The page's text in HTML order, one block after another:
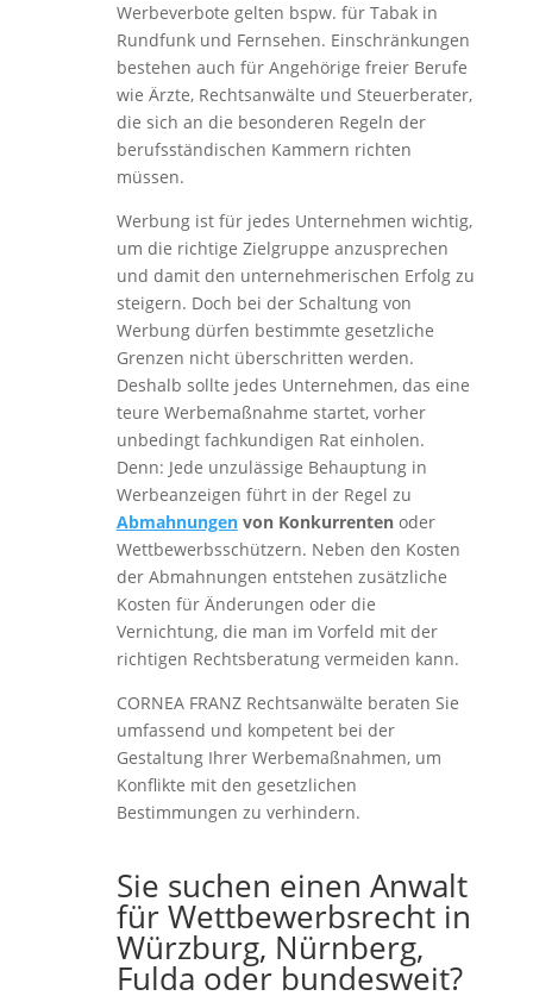
Werbeverbote gelten bspw. für Tabak in
Rundfunk und Fernsehen. Einschränkungen
bestehen auch für Angehörige freier Berufe
wie Ärzte, Rechtsanwälte und Steuerberater,
die sich an die besonderen Regeln der
berufsständischen Kammern richten
müssen.
Werbung ist für jedes Unternehmen wichtig,
um die richtige Zielgruppe anzusprechen
und damit den unternehmerischen Erfolg zu
steigern. Doch bei der Schaltung von
Werbung dürfen bestimmte gesetzliche
Grenzen nicht überschritten werden.
Deshalb sollte jedes Unternehmen, das eine
teure Werbemaßnahme startet, vorher
unbedingt fachkundigen Rat einholen.
Denn: Jede unzulässige Behauptung in
Werbeanzeigen führt in der Regel zu
Abmahnungenvon Konkurrentenoder
Wettbewerbsschützern. Neben den Kosten
der Abmahnungen entstehen zusätzliche
Kosten für Änderungen oder die
Vernichtung, die man im Vorfeld mit der
richtigen Rechtsberatung vermeiden kann.
CORNEA FRANZ Rechtsanwälte beraten Sie
umfassend und kompetent bei der
Gestaltung Ihrer Werbemaßnahmen, um
Konflikte mit den gesetzlichen
Bestimmungen zu verhindern.
Sie suchen einen Anwalt
für Wettbewerbsrecht in
Würzburg, Nürnberg,
Fulda oder bundesweit?